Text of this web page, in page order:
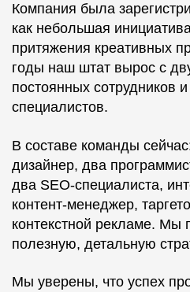
Компания была
как небольшая
притяжения креативных
годы наш штат вырос с
постоянных сотрудников
специалистов.
В составе команды
дизайнер, два
два SEO-специалиста,
контент-менеджер,
контекстной рекламе. Мы
полезную, детальную
Мы уверены, что успех